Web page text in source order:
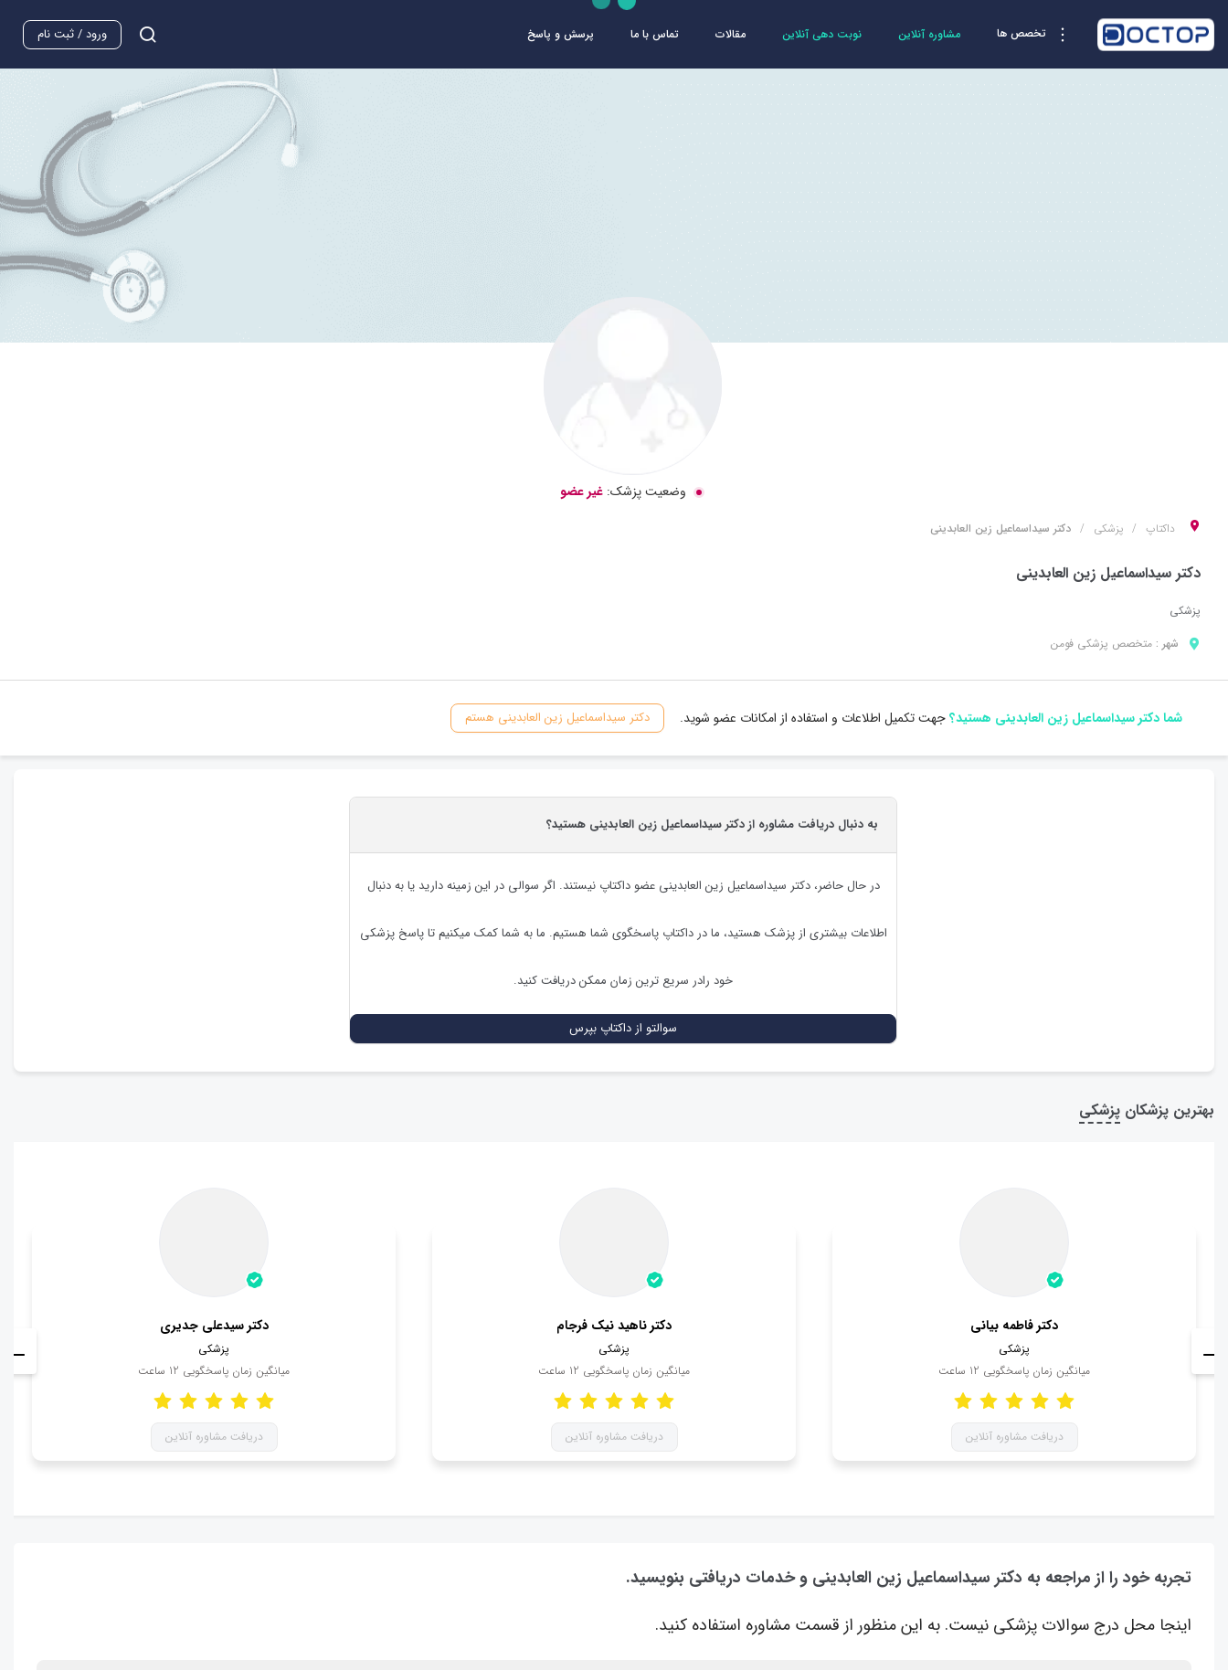
تخصص ها مشاوره آنلاین نوبت دهی آنلاین مقالات تماس با ما پرسش و پاسخ ورود / ثبت نام
وضعیت پزشک: غیر عضو
داکتاپ پزشکی دکتر سیداسماعیل زین العابدینی
دکتر سیداسماعیل زین العابدینی
پزشکی
شهر : متخصص پزشکی فومن
شما دکتر سیداسماعیل زین العابدینی هستید؟جهت تکمیل اطلاعات و استفاده از امکانات عضو شوید. دکتر سیداسماعیل زین العابدینی هستم
به دنبال دریافت مشاوره از دکتر سیداسماعیل زین العابدینی هستید؟
در حال حاضر،دکتر سیداسماعیل زین العابدینی عضو داکتاپ نیستند. اگر سوالی در این زمینه دارید یا به دنبال
اطلاعات بیشتری از پزشک هستید، ما در داکتاپ پاسخگوی شما هستیم. ما به شما کمک میکنیم تا پاسخ پزشکی
خود رادر سریع ترین زمان ممکن دریافت کنید.
سوالتو از داکتاپ بپرس
بهترین پزشکان پزشکی
دکتر سیدعلی جدیری
پزشکی
میانگین زمان پاسخگویی 12 ساعت
دریافت مشاوره آنلاین
دکتر ناهید نیک فرجام
پزشکی
میانگین زمان پاسخگویی 12 ساعت
دریافت مشاوره آنلاین
دکتر فاطمه بیانی
پزشکی
میانگین زمان پاسخگویی 12 ساعت
دریافت مشاوره آنلاین
تجربه خود را از مراجعه به دکتر سیداسماعیل زین العابدینی و خدمات دریافتی بنویسید.
اینجا محل درج سوالات پزشکی نیست. به این منظور از قسمت مشاوره استفاده کنید.